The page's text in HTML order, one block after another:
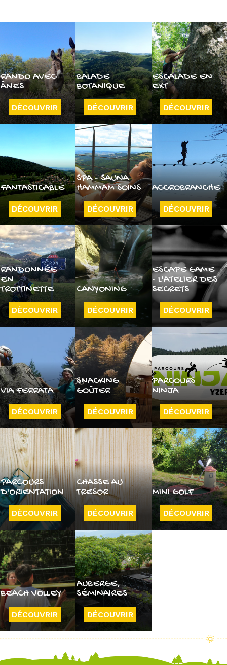
RANDO AVEC
ÂNES
DÉCOUVRIR
BALADE
BOTANIQUE
DÉCOUVRIR
ESCALADE EN
EXT
DÉCOUVRIR
FANTASTICABLE
DÉCOUVRIR
SPA - SAUNA
HAMMAM SOINS
DÉCOUVRIR
ACCROBRANCHE
DÉCOUVRIR
RANDONNÉE
EN
TROTTINETTE
DÉCOUVRIR
CANYONING
DÉCOUVRIR
ESCAPE GAME
- L'ATELIER DES
SECRETS
DÉCOUVRIR
VIA FERRATA
DÉCOUVRIR
SNACKING
GOÛTER
DÉCOUVRIR
PARCOURS
NINJA
DÉCOUVRIR
PARCOURS
D'ORIENTATION
DÉCOUVRIR
CHASSE AU
TRESOR
DÉCOUVRIR
MINI GOLF
DÉCOUVRIR
BEACH VOLLEY
DÉCOUVRIR
AUBERGE,
SÉMINAIRES
DÉCOUVRIR